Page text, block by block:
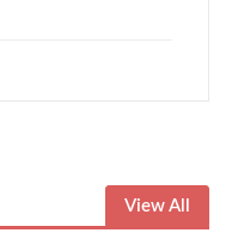
View All